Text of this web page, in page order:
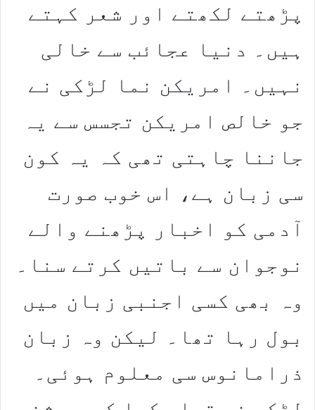
پڑھتے لکھتے اور شعر کہتے
ہیں۔ دنیا عجائب سے خالی
نہیں۔ امریکن نما لڑکی نے
جو خالص امریکن تجسس سے یہ
جاننا چاہتی تھی کہ یہ کون
سی زبان ہے، اس خوب صورت
آدمی کو اخبار پڑھنے والے
نوجوان سے باتیں کرتے سنا۔
وہ بھی کسی اجنبی زبان میں
بول رہا تھا۔ لیکن وہ زبان
ذرامانوس سی معلوم ہوئی۔